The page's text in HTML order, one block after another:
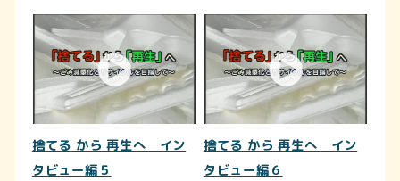
捨てる から 再生へ イン
タビュー編５
捨てる から 再生へ イン
タビュー編６